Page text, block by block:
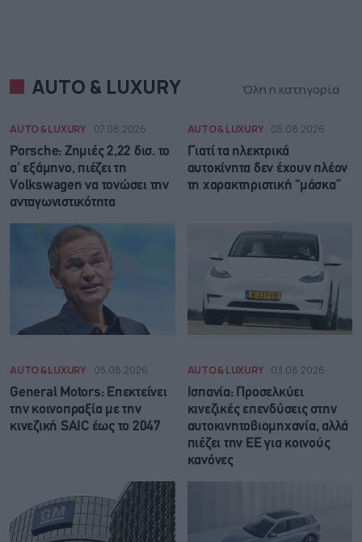
AUTO & LUXURY Όλη η κατηγορία
AUTO & LUXURY 07.08.2026
Porsche: Ζημιές 2,22 δισ. το
α’ εξάμηνο, πιέζει τη
Volkswagen να τονώσει την
ανταγωνιστικότητα
AUTO & LUXURY 05.08.2026
Γιατί τα ηλεκτρικά
αυτοκίνητα δεν έχουν πλέον
τη χαρακτηριστική “μάσκα”
AUTO & LUXURY 05.08.2026
General Motors: Επεκτείνει
την κοινοπραξία με την
κινεζική SAIC έως το 2047
AUTO & LUXURY 03.08.2026
Ισπανία: Προσελκύει
κινεζικές επενδύσεις στην
αυτοκινητοβιομηχανία, αλλά
πιέζει την ΕΕ για κοινούς
κανόνες